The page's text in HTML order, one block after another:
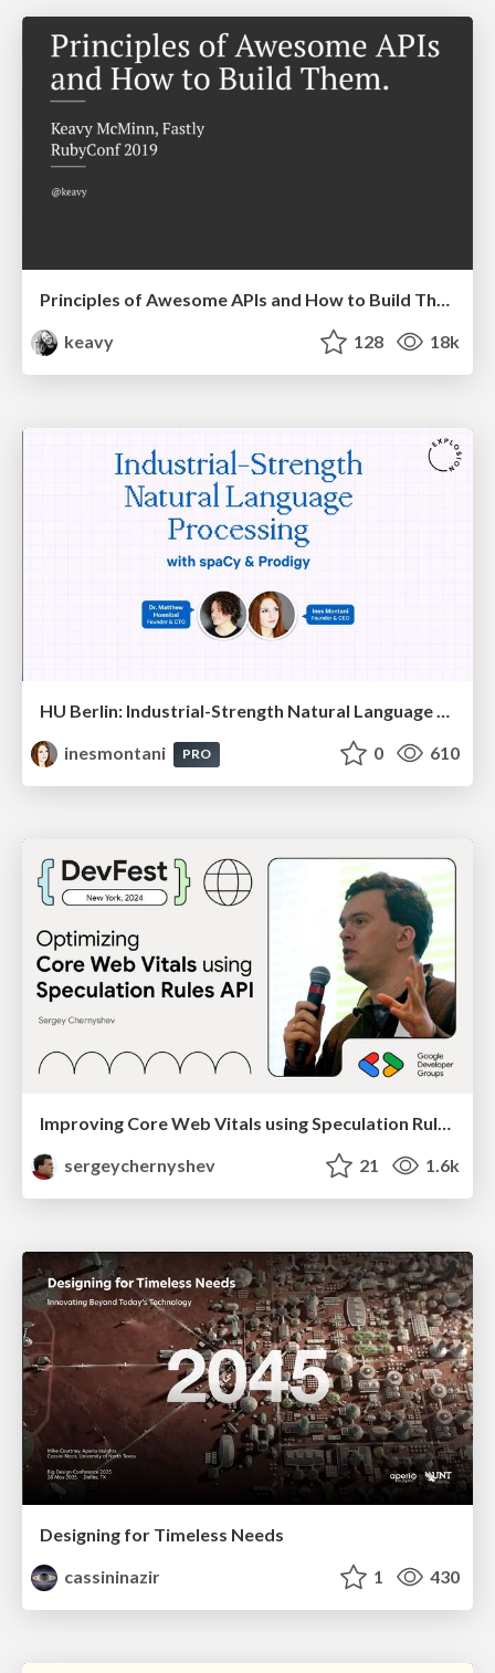
Principles of Awesome APIs and How to Build Them.
keavy
128 18k
HU Berlin: Industrial-Strength Natural Language Processing with spaCy and Prodigy
inesmontani
PRO 0 610
Improving Core Web Vitals using Speculation Rules API
sergeychernyshev
21 1.6k
Designing for Timeless Needs
cassininazir
1 430